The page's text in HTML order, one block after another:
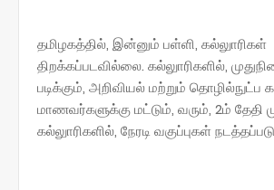
தமிழகத்தில், இன்னும் பள்ளி, கல்லுாரிகள்
திறக்கப்படவில்லை. கல்லுாரிகளில்,
படிக்கும், அறிவியல் மற்றும் தொழில்நுட்ப
மாணவர்களுக்கு மட்டும், வரும், 2ம் தேதி
கல்லுாரிகளில், நேரடி வகுப்புகள்